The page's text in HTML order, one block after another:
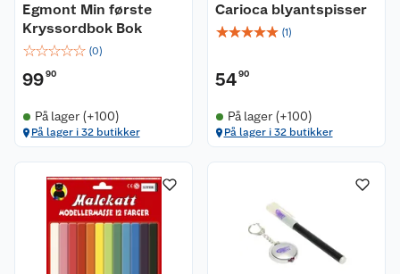
Egmont Min første
Kryssordbok Bok
☆☆☆☆☆ (0)
9990
På lager (+100)
På lager i 32 butikker
Carioca blyantspisser
☆☆☆☆☆ (1)
5490
På lager (+100)
På lager i 32 butikker